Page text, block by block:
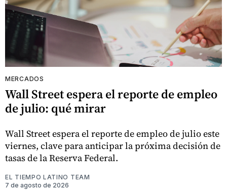
MERCADOS
Wall Street espera el reporte de empleo
de julio: qué mirar
Wall Street espera el reporte de empleo de julio este
viernes, clave para anticipar la próxima decisión de
tasas de la Reserva Federal.
EL TIEMPO LATINO TEAM
7 de agosto de 2026